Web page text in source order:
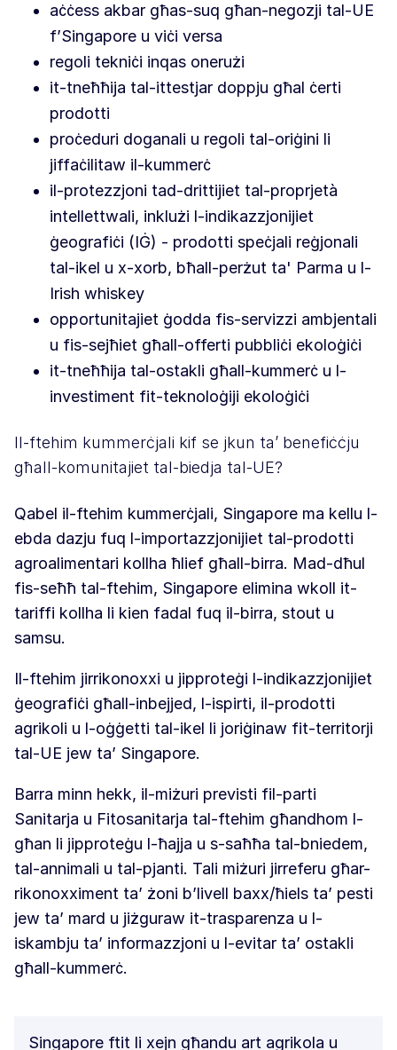
aċċess akbar għas-suq għan-negozji tal-UE
f’Singapore u viċi versa
regoli tekniċi inqas onerużi
it-tneħħija tal-ittestjar doppju għal ċerti
prodotti
proċeduri doganali u regoli tal-oriġini li
jiffaċilitaw il-kummerċ
il-protezzjoni tad-drittijiet tal-proprjetà
intellettwali, inklużi l-indikazzjonijiet
ġeografiċi (IĠ) - prodotti speċjali reġjonali
tal-ikel u x-xorb, bħall-perżut ta' Parma u l-
Irish whiskey
opportunitajiet ġodda fis-servizzi ambjentali
u fis-sejħiet għall-offerti pubbliċi ekoloġiċi
it-tneħħija tal-ostakli għall-kummerċ u l-
investiment fit-teknoloġiji ekoloġiċi
Il-ftehim kummerċjali kif se jkun ta’ benefiċċju
għall-komunitajiet tal-biedja tal-UE?
Qabel il-ftehim kummerċjali, Singapore ma kellu l-
ebda dazju fuq l-importazzjonijiet tal-prodotti
agroalimentari kollha ħlief għall-birra. Mad-dħul
fis-seħħ tal-ftehim, Singapore elimina wkoll it-
tariffi kollha li kien fadal fuq il-birra, stout u
samsu.
Il-ftehim jirrikonoxxi u jipproteġi l-indikazzjonijiet
ġeografiċi għall-inbejjed, l-ispirti, il-prodotti
agrikoli u l-oġġetti tal-ikel li joriġinaw fit-territorji
tal-UE jew ta’ Singapore.
Barra minn hekk, il-miżuri previsti fil-parti
Sanitarja u Fitosanitarja tal-ftehim għandhom l-
għan li jipproteġu l-ħajja u s-saħħa tal-bniedem,
tal-annimali u tal-pjanti. Tali miżuri jirreferu għar-
rikonoxximent ta’ żoni b’livell baxx/ħiels ta’ pesti
jew ta’ mard u jiżguraw it-trasparenza u l-
iskambju ta’ informazzjoni u l-evitar ta’ ostakli
għall-kummerċ.
Singapore ftit li xejn għandu art agrikola u